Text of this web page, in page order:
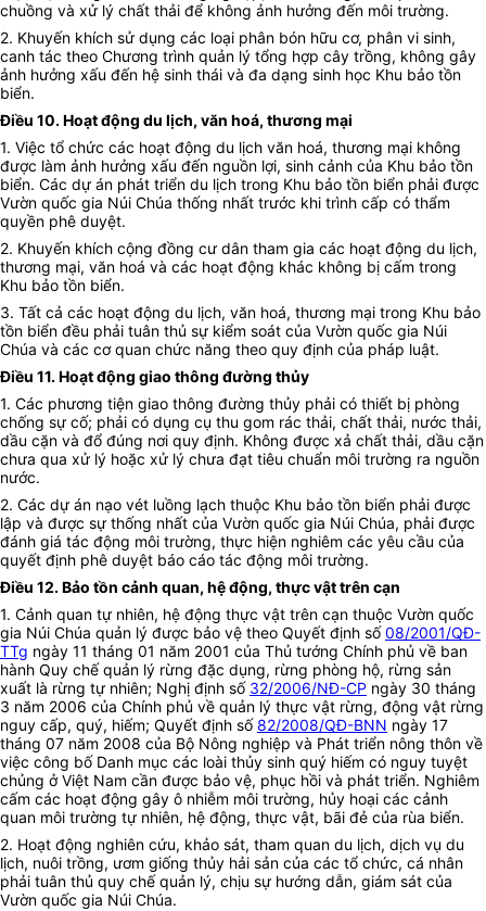
chuồng và xử lý chất thải để không ảnh hưởng đến môi trường.
2. Khuyến khích sử dụng các loại phân bón hữu cơ, phân vi sinh,
canh tác theo Chương trình quản lý tổng hợp cây trồng, không gây
ảnh hưởng xấu đến hệ sinh thái và đa dạng sinh học Khu bảo tồn
biển.
Điều 10. Hoạt động du lịch, văn hoá, thương mại
1. Việc tổ chức các hoạt động du lịch văn hoá, thương mại không
được làm ảnh hưởng xấu đến nguồn lợi, sinh cảnh của Khu bảo tồn
biển. Các dự án phát triển du lịch trong Khu bảo tồn biển phải được
Vườn quốc gia Núi Chúa thống nhất trước khi trình cấp có thẩm
quyền phê duyệt.
2. Khuyến khích cộng đồng cư dân tham gia các hoạt động du lịch,
thương mại, văn hoá và các hoạt động khác không bị cấm trong
Khu bảo tồn biển.
3. Tất cả các hoạt động du lịch, văn hoá, thương mại trong Khu bảo
tồn biển đều phải tuân thủ sự kiểm soát của Vườn quốc gia Núi
Chúa và các cơ quan chức năng theo quy định của pháp luật.
Điều 11. Hoạt động giao thông đường thủy
1. Các phương tiện giao thông đường thủy phải có thiết bị phòng
chống sự cố; phải có dụng cụ thu gom rác thải, chất thải, nước thải,
dầu cặn và đổ đúng nơi quy định. Không được xả chất thải, dầu cặn
chưa qua xử lý hoặc xử lý chưa đạt tiêu chuẩn môi trường ra nguồn
nước.
2. Các dự án nạo vét luồng lạch thuộc Khu bảo tồn biển phải được
lập và được sự thống nhất của Vườn quốc gia Núi Chúa, phải được
đánh giá tác động môi trường, thực hiện nghiêm các yêu cầu của
quyết định phê duyệt báo cáo tác động môi trường.
Điều 12. Bảo tồn cảnh quan, hệ động, thực vật trên cạn
1. Cảnh quan tự nhiên, hệ động thực vật trên cạn thuộc Vườn quốc
gia Núi Chúa quản lý được bảo vệ theo Quyết định số08/2001/QĐ-
TTg ngày 11 tháng 01 năm 2001 của Thủ tướng Chính phủ về ban
hành Quy chế quản lý rừng đặc dụng, rừng phòng hộ, rừng sản
xuất là rừng tự nhiên; Nghị định số 32/2006/NĐ-CP ngày 30 tháng
3 năm 2006 của Chính phủ về quản lý thực vật rừng, động vật rừng
nguy cấp, quý, hiếm; Quyết định số82/2008/QĐ-BNN ngày 17
tháng 07 năm 2008 của Bộ Nông nghiệp và Phát triển nông thôn về
việc công bố Danh mục các loài thủy sinh quý hiếm có nguy tuyệt
chủng ở Việt Nam cần được bảo vệ, phục hồi và phát triển. Nghiêm
cấm các hoạt động gây ô nhiễm môi trường, hủy hoại các cảnh
quan môi trường tự nhiên, hệ động, thực vật, bãi đẻ của rùa biển.
2. Hoạt động nghiên cứu, khảo sát, tham quan du lịch, dịch vụ du
lịch, nuôi trồng, ươm giống thủy hải sản của các tổ chức, cá nhân
phải tuân thủ quy chế quản lý, chịu sự hướng dẫn, giám sát của
Vườn quốc gia Núi Chúa.